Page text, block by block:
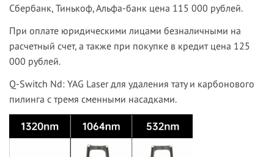
Сбербанк, Тинькоф, Альфа-банк цена 115 000 рублей.
При оплате юридическими лицами безналичными на
расчетный счет, а также при покупке в кредит цена 125
000 рублей.
Q-Switch Nd: YAG Laser для удаления тату и карбонового
пилинга с тремя сменными насадками.